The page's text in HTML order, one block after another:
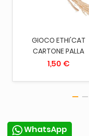
GIOCO ETHI'CAT
CARTONE PALLA
1,50 €
WhatsApp